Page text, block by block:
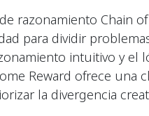
razonamiento Chain
para dividir
intuitivo y el
Reward ofrece una
la divergencia